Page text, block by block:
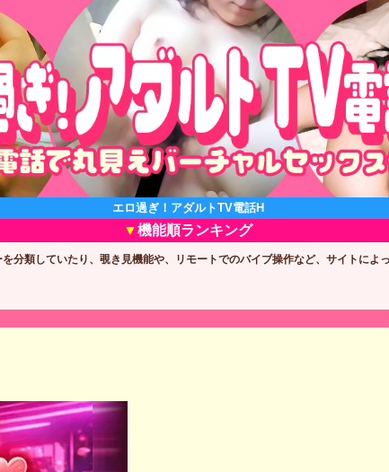
エロ過ぎ！アダルトTV電話H
機能順ランキング
類していたり、覗き見機能や、リモートでのバイブ操作など、サイトによ